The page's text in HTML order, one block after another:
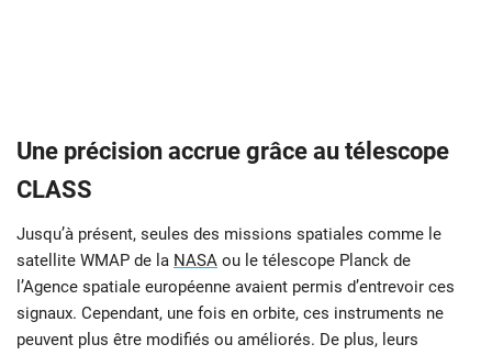
Une précision accrue grâce au télescope
CLASS
Jusqu’à présent, seules des missions spatiales comme le
satellite WMAP de la NASA ou le télescope Planck de
l’Agence spatiale européenne avaient permis d’entrevoir ces
signaux. Cependant, une fois en orbite, ces instruments ne
peuvent plus être modifiés ou améliorés. De plus, leurs